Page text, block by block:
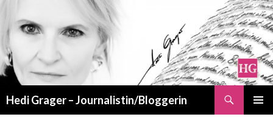
Hedi Grager – Journalistin/Bloggerin